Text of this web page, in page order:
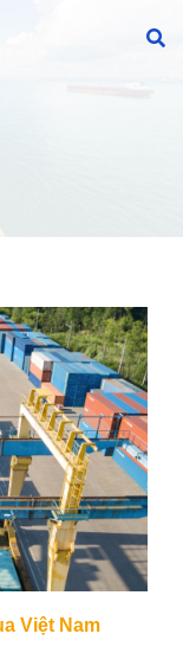
Việt Nam